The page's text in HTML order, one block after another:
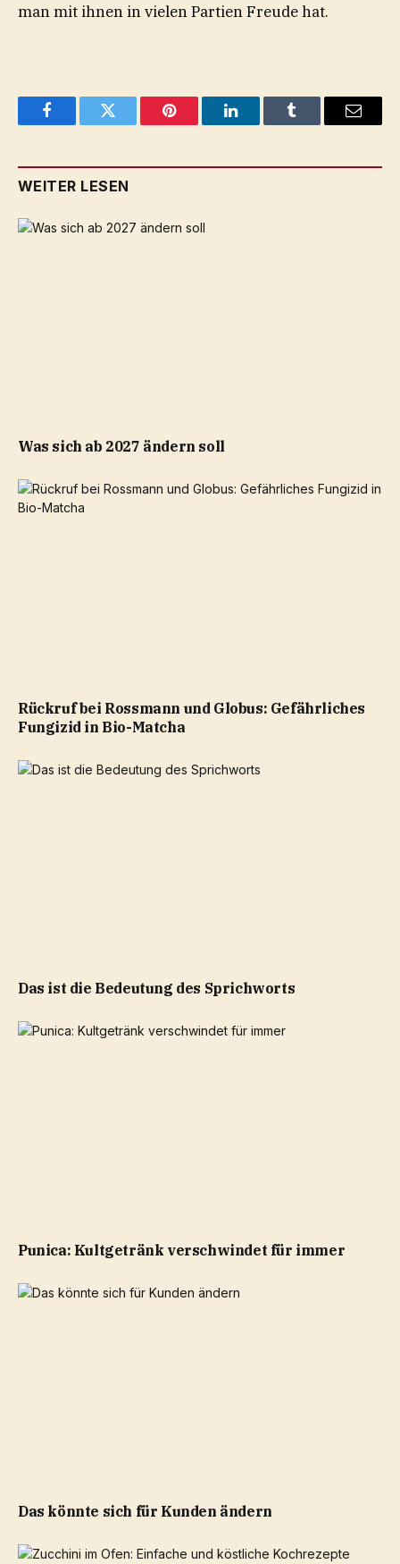
man mit ihnen in vielen Partien Freude hat.
FacebookTwitter Pinterest LinkedInTumblr Email
WEITER LESEN
Was sich ab 2027 ändern soll
Rückruf bei Rossmann und Globus: Gefährliches
Fungizid in Bio-Matcha
Das ist die Bedeutung des Sprichworts
Punica: Kultgetränk verschwindet für immer
Das könnte sich für Kunden ändern